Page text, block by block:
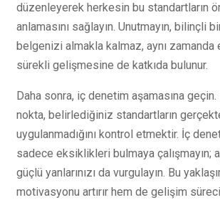
düzenleyerek herkesin bu standartların
anlamasını sağlayın. Unutmayın, bilinçli
belgenizi almakla kalmaz, aynı
sürekli gelişmesine de katkıda bulunur.
Daha sonra, iç denetim aşamasına
nokta, belirlediğiniz standartların
uygulanmadığını kontrol etmektir. İç
sadece eksiklikleri bulmaya çalışmayın;
güçlü yanlarınızı da vurgulayın. Bu
motivasyonu artırır hem de gelişim